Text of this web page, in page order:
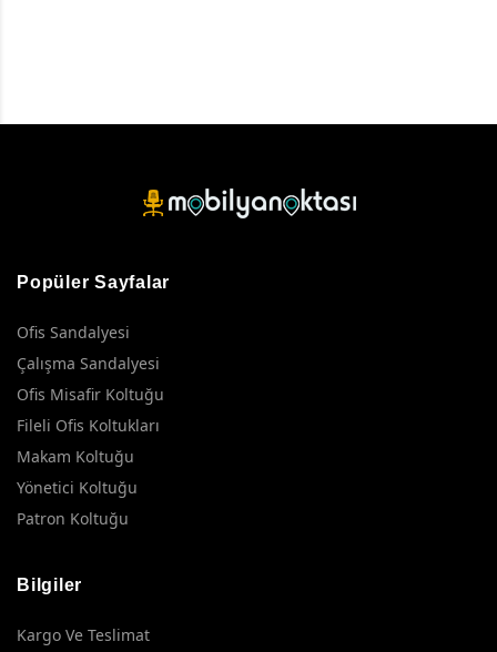
Popüler Sayfalar
Ofis Sandalyesi
Çalışma Sandalyesi
Ofis Misafir Koltuğu
Fileli Ofis Koltukları
Makam Koltuğu
Yönetici Koltuğu
Patron Koltuğu
Bilgiler
Kargo Ve Teslimat